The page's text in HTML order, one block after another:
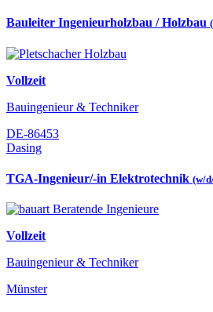
Bauleiter Ingenieurholzbau / Holzbau
Vollzeit
Bauingenieur & Techniker
DE-86453
Dasing
TGA-Ingenieur/-in Elektrotechnik (w/
Vollzeit
Bauingenieur & Techniker
Münster